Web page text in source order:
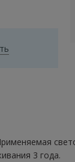
3 года.